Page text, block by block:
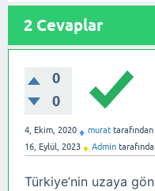
2 Cevaplar
0
0
4, Ekim, 2020 ♦ murat tarafından
16, Eylül, 2023 ♦ Admin
Türkiye’nin uzaya